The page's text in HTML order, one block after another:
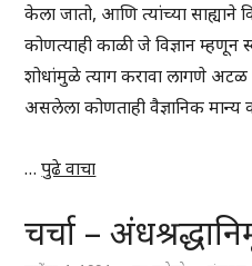
केला जातो, आणि त्यांच्या साह्याने
कोणत्याही काळी जे विज्ञान म्हणून
शोधांमुळे त्याग करावा लागणे अटळ
असलेला कोणताही वैज्ञानिक मान्य
…पुढे वाचा
चर्चा –